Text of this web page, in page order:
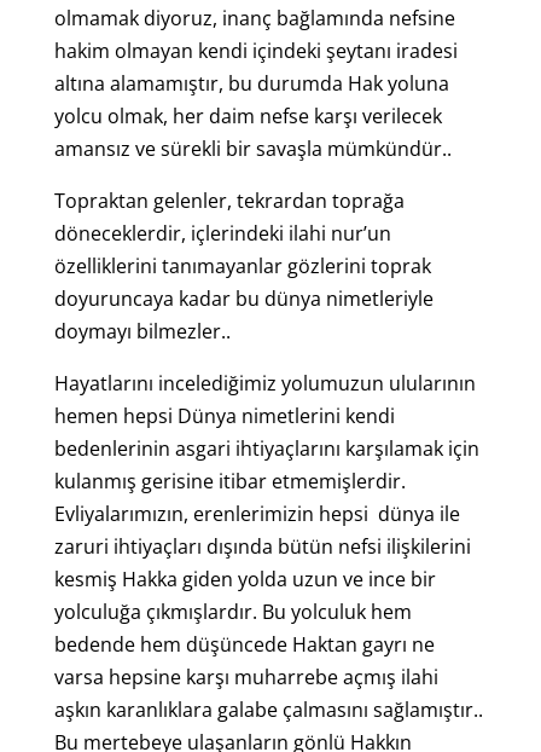
olmamak diyoruz, inanç bağlamında nefsine
hakim olmayan kendi içindeki şeytanı iradesi
altına alamamıştır, bu durumda Hak yoluna
yolcu olmak, her daim nefse karşı verilecek
amansız ve sürekli bir savaşla mümkündür..
Topraktan gelenler, tekrardan toprağa
döneceklerdir, içlerindeki ilahi nur’un
özelliklerini tanımayanlar gözlerini toprak
doyuruncaya kadar bu dünya nimetleriyle
doymayı bilmezler..
Hayatlarını incelediğimiz yolumuzun ulularının
hemen hepsi Dünya nimetlerini kendi
bedenlerinin asgari ihtiyaçlarını karşılamak için
kulanmış gerisine itibar etmemişlerdir.
Evliyalarımızın, erenlerimizin hepsi dünya ile
zaruri ihtiyaçları dışında bütün nefsi ilişkilerini
kesmiş Hakka giden yolda uzun ve ince bir
yolculuğa çıkmışlardır. Bu yolculuk hem
bedende hem düşüncede Haktan gayrı ne
varsa hepsine karşı muharrebe açmış ilahi
aşkın karanlıklara galabe çalmasını sağlamıştır..
Bu mertebeye ulaşanların gönlü Hakkın